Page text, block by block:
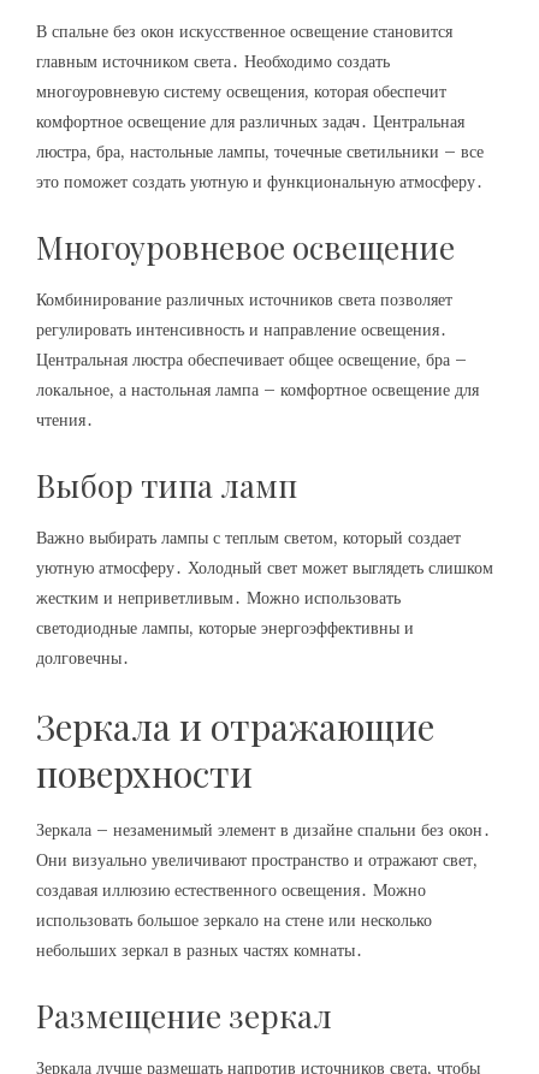
В спальне без окон искусственное освещение становится
главным источником света․ Необходимо создать
многоуровневую систему освещения, которая обеспечит
комфортное освещение для различных задач․ Центральная
люстра, бра, настольные лампы, точечные светильники – все
это поможет создать уютную и функциональную атмосферу․
Многоуровневое освещение
Комбинирование различных источников света позволяет
регулировать интенсивность и направление освещения․
Центральная люстра обеспечивает общее освещение, бра –
локальное, а настольная лампа – комфортное освещение для
чтения․
Выбор типа ламп
Важно выбирать лампы с теплым светом, который создает
уютную атмосферу․ Холодный свет может выглядеть слишком
жестким и неприветливым․ Можно использовать
светодиодные лампы, которые энергоэффективны и
долговечны․
Зеркала и отражающие
поверхности
Зеркала – незаменимый элемент в дизайне спальни без окон․
Они визуально увеличивают пространство и отражают свет,
создавая иллюзию естественного освещения․ Можно
использовать большое зеркало на стене или несколько
небольших зеркал в разных частях комнаты․
Размещение зеркал
Зеркала лучше размещать напротив источников света, чтобы